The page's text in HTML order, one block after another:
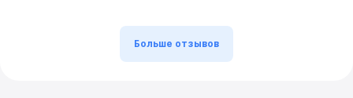
Больше отзывов